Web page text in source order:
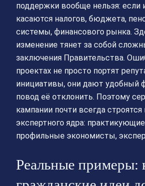
поддержки вообще нельзя: если
касаются налогов, бюджета,
системы, финансового рынка.
изменение тянет за собой
заключения Правительства.
проектах не просто портят
инициативы, они дают удобный
повод её отклонить. Поэтому
кампании почти всегда строятся
экспертного ядра:
профильные экономисты,
Реальные примеры: